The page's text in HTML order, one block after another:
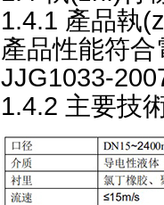
1.4.1 產品執
產品性能符
JJG1033-
1.4.2 主要技